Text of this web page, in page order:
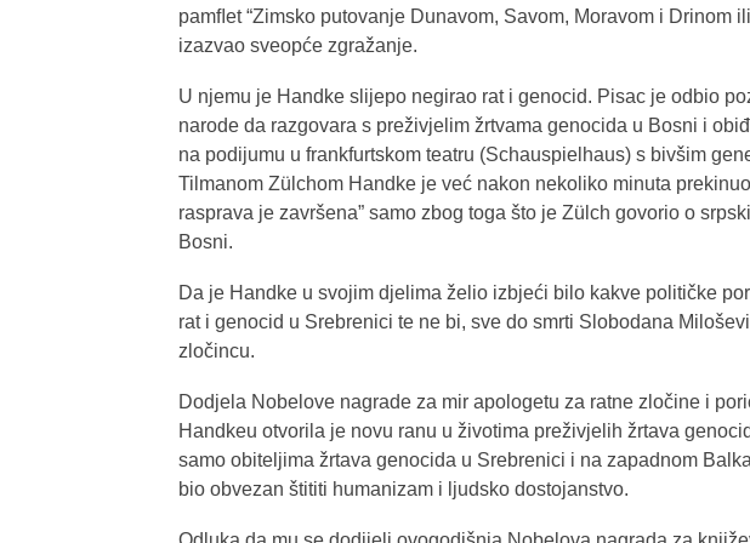
pamﬂet “Zimsko putovanje Dunavom, Savom, Moravom i Drinom
izazvao sveopće zgražanje.
U njemu je Handke slijepo negirao rat i genocid. Pisac je odbio
narode da razgovara s preživjelim žrtvama genocida u Bosni i
na podijumu u frankfurtskom teatru (Schauspielhaus) s bivšim
Tilmanom Zülchom Handke je već nakon nekoliko minuta
rasprava je završena” samo zbog toga što je Zülch govorio o
Bosni.
Da je Handke u svojim djelima želio izbjeći bilo kakve političke
rat i genocid u Srebrenici te ne bi, sve do smrti Slobodana
zločincu.
Dodjela Nobelove nagrade za mir apologetu za ratne zločine i
Handkeu otvorila je novu ranu u životima preživjelih žrtava
samo obiteljima žrtava genocida u Srebrenici i na zapadnom
bio obvezan štititi humanizam i ljudsko dostojanstvo.